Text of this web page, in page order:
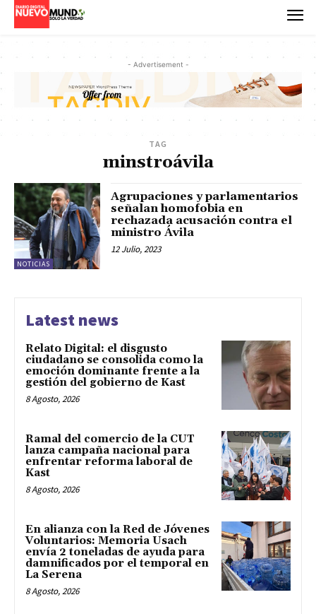
- Advertisement -
TAG
minstroávila
NOTICIAS
Agrupaciones y parlamentarios
señalan homofobia en
rechazada acusación contra el
ministro Ávila
12 Julio, 2023
Latest news
Relato Digital: el disgusto
ciudadano se consolida como la
emoción dominante frente a la
gestión del gobierno de Kast
8 Agosto, 2026
Ramal del comercio de la CUT
lanza campaña nacional para
enfrentar reforma laboral de
Kast
8 Agosto, 2026
En alianza con la Red de Jóvenes
Voluntarios: Memoria Usach
envía 2 toneladas de ayuda para
damnificados por el temporal en
La Serena
8 Agosto, 2026